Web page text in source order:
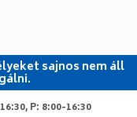
sajnos nem áll
P: 8:00-16:30